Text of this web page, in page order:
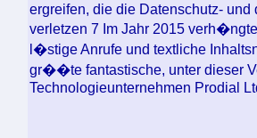
ergreifen, die die Datenschutz-
verletzen 7 Im Jahr 2015
l�stige Anrufe und textliche
gr��te fantastische, unter dieser
Technologieunternehmen Prodial